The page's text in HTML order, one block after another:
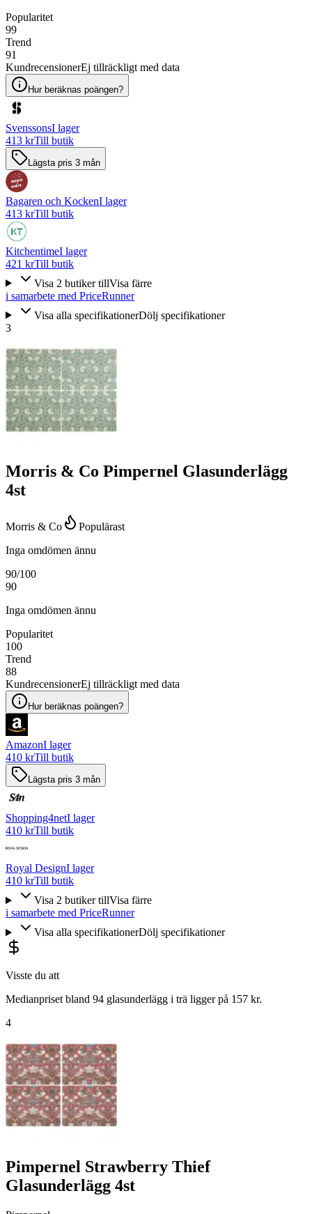
Popularitet
99
Trend
91
KundrecensionerEj tillräckligt med data
Hur beräknas poängen?
SvenssonsI lager
413 krTill butik
Lägsta pris 3 mån
Bagaren och KockenI lager
413 krTill butik
KitchentimeI lager
421 krTill butik
Visa 2 butiker tillVisa färre
i samarbete med PriceRunner
Visa alla specifikationerDölj specifikationer
3
Morris & Co Pimpernel Glasunderlägg
4st
Morris & Co
Populärast
Inga omdömen ännu
90/100
90
Inga omdömen ännu
Popularitet
100
Trend
88
KundrecensionerEj tillräckligt med data
Hur beräknas poängen?
AmazonI lager
410 krTill butik
Lägsta pris 3 mån
Shopping4netI lager
410 krTill butik
Royal DesignI lager
410 krTill butik
Visa 2 butiker tillVisa färre
i samarbete med PriceRunner
Visa alla specifikationerDölj specifikationer
Visste du att
Medianpriset bland 94 glasunderlägg i trä ligger på 157 kr.
4
Pimpernel Strawberry Thief
Glasunderlägg 4st